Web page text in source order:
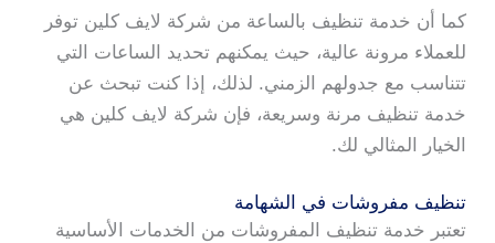
كما أن خدمة تنظيف بالساعة من شركة لايف كلين توفر
للعملاء مرونة عالية، حيث يمكنهم تحديد الساعات التي
تتناسب مع جدولهم الزمني. لذلك، إذا كنت تبحث عن
خدمة تنظيف مرنة وسريعة، فإن شركة لايف كلين هي
الخيار المثالي لك.
تنظيف مفروشات في الشهامة
تعتبر خدمة تنظيف المفروشات من الخدمات الأساسية